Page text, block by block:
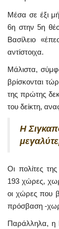
Μέσα σε έξι
6η στην 5η
Βασίλειο
αντίστοιχα.
Μάλιστα,
βρίσκονται
της πρώτης
του δείκτη,
Η
Οι πολίτες της
193 χώρες,
οι χώρες που
πρόσβαση -
Παράλληλα, η